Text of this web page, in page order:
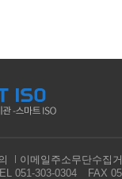
이메일주소무단수집
051-303-0304 FAX